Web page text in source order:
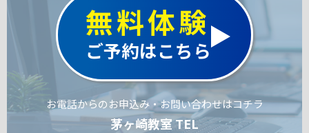
無料体験
ご予約はこちら
お電話からのお申込み・お問い合わせはコチラ
茅ヶ崎教室 TEL